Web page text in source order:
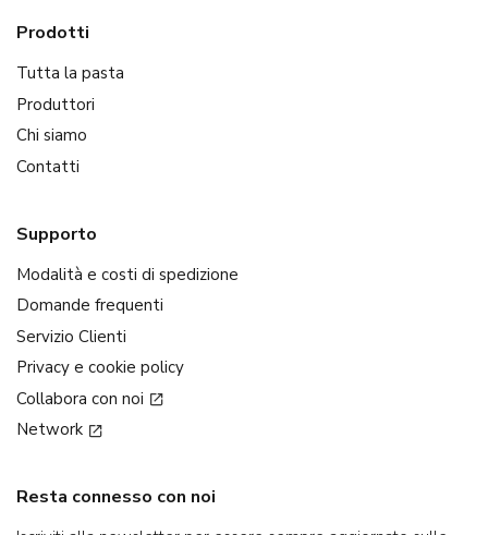
Prodotti
Tutta la pasta
Produttori
Chi siamo
Contatti
Supporto
Modalità e costi di spedizione
Domande frequenti
Servizio Clienti
Privacy e cookie policy
Collabora con noi
Network
Resta connesso con noi